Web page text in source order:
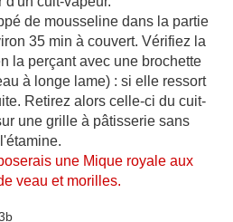
de mousseline dans la partie
35 min à couvert. Vérifiez la
la perçant avec une brochette
à longe lame) : si elle ressort
Retirez alors celle-ci du cuit-
une grille à pâtisserie sans
l'étamine.
une Mique royale aux
veau et morilles.